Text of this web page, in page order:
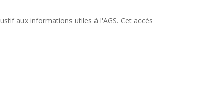
aux informations utiles à l'AGS. Cet accès